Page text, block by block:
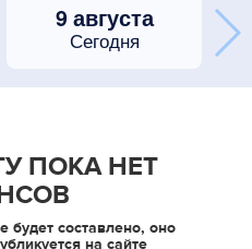
9 августа
Сегодня
ПОКА НЕТ
будет составлено, оно
на сайте